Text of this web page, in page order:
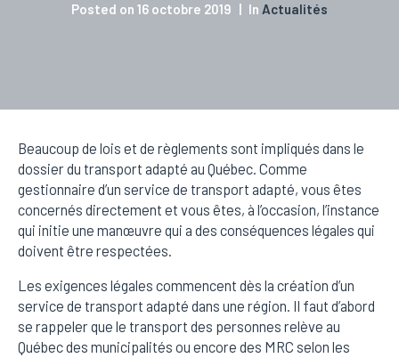
Posted on 16 octobre 2019 In Actualités
Beaucoup de lois et de règlements sont impliqués dans le
dossier du transport adapté au Québec. Comme
gestionnaire d’un service de transport adapté, vous êtes
concernés directement et vous êtes, à l’occasion, l’instance
qui initie une manœuvre qui a des conséquences légales qui
doivent être respectées.
Les exigences légales commencent dès la création d’un
service de transport adapté dans une région. Il faut d’abord
se rappeler que le transport des personnes relève au
Québec des municipalités ou encore des MRC selon les